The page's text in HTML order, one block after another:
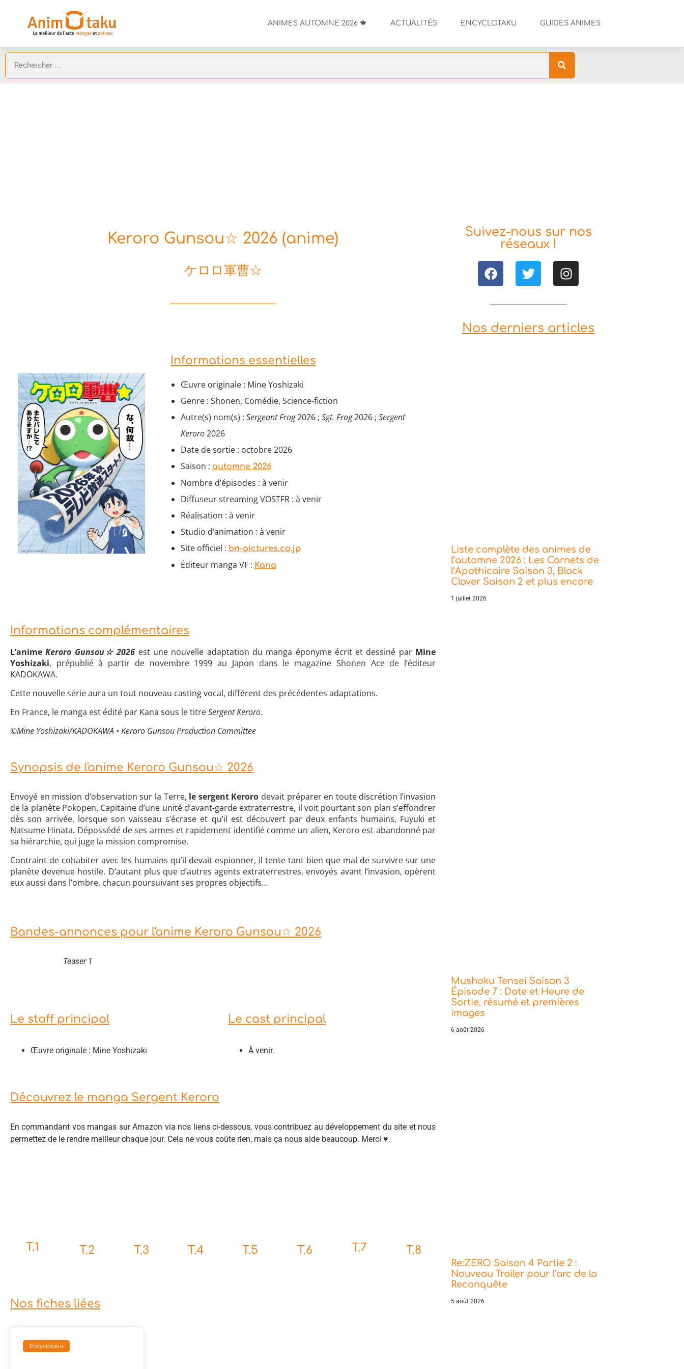
ANIMES AUTOMNE 2026 🍁 ACTUALITÉS ENCYCLOTAKU GUIDES ANIMES
Keroro Gunsou☆ 2026 (anime)
ケロロ軍曹☆
Informations essentielles
Œuvre originale : Mine Yoshizaki
Genre : Shonen, Comédie, Science-fiction
Autre(s) nom(s) : Sergeant Frog2026 ; Sgt. Frog2026 ; Sergent
Keroro2026
Date de sortie : octobre 2026
Saison : automne 2026
Nombre d’épisodes : à venir
Diffuseur streaming VOSTFR : à venir
Réalisation : à venir
Studio d’animation : à venir
Site officiel : bn-pictures.co.jp
Éditeur manga VF : Kana
Informations complémentaires
L’animeKeroro Gunsou☆ 2026 est une nouvelle adaptation du manga éponyme écrit et dessiné par Mine
Yoshizaki, prépublié à partir de novembre 1999 au Japon dans le magazine Shonen Ace de l’éditeur
KADOKAWA.
Cette nouvelle série aura un tout nouveau casting vocal, différent des précédentes adaptations.
En France, le manga est édité par Kana sous le titreSergent Keroro.
©Mine Yoshizaki/KADOKAWA • Keroro Gunsou Production Committee
Synopsis de l'anime Keroro Gunsou☆ 2026
Envoyé en mission d’observation sur la Terre, le sergent Keroro devait préparer en toute discrétion l’invasion
de la planète Pokopen. Capitaine d’une unité d’avant-garde extraterrestre, il voit pourtant son plan s’effondrer
dès son arrivée, lorsque son vaisseau s’écrase et qu’il est découvert par deux enfants humains, Fuyuki et
Natsume Hinata. Dépossédé de ses armes et rapidement identifié comme un alien, Keroro est abandonné par
sa hiérarchie, qui juge la mission compromise.
Contraint de cohabiter avec les humains qu’il devait espionner, il tente tant bien que mal de survivre sur une
planète devenue hostile. D’autant plus que d’autres agents extraterrestres, envoyés avant l’invasion, opèrent
eux aussi dans l’ombre, chacun poursuivant ses propres objectifs…
Bandes-annonces pour l'anime Keroro Gunsou☆ 2026
Teaser 1
Le staff principal
Œuvre originale : Mine Yoshizaki
Le cast principal
À venir.
Découvrez le manga Sergent Keroro
En commandant vos mangas sur Amazon via nos liens ci-dessous, vous contribuez au développement du site et nous
permettez de le rendre meilleur chaque jour. Cela ne vous coûte rien, mais ça nous aide beaucoup. Merci ♥.
T.1 T.2 T.3 T.4 T.5 T.6 T.7 T.8
Nos fiches liées
Encyclotaku
Suivez-nous sur nos
réseaux !
Nos derniers articles
Liste complète des animes de
l’automne 2026 : Les Carnets de
l’Apothicaire Saison 3, Black
Clover Saison 2 et plus encore
1 juillet 2026
Mushoku Tensei Saison 3
Épisode 7 : Date et Heure de
Sortie, résumé et premières
images
6 août 2026
Re:ZERO Saison 4 Partie 2 :
Nouveau Trailer pour l’arc de la
Reconquête
5 août 2026